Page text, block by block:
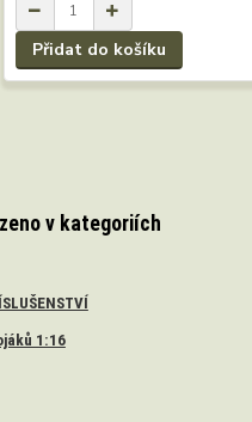
Přidat do košíku
v kategoriích
1:16